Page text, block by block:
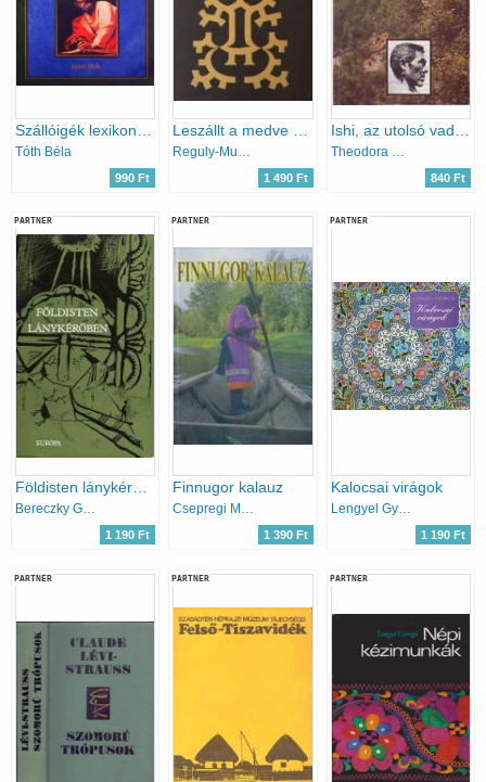
Tóth Béla
990 Ft 1 490 Ft 840 Ft
PARTNER
Földisten lánykérőben - Finnugor mitológiai és történeti énekek
Bereczky Gábor (szerk)
1 190 Ft
PARTNER
Finnugor kalauz
Csepregi Márta
1 390 Ft
PARTNER
Kalocsai virágok
Lengyel Györgyi
1 190 Ft
PARTNER PARTNER PARTNER